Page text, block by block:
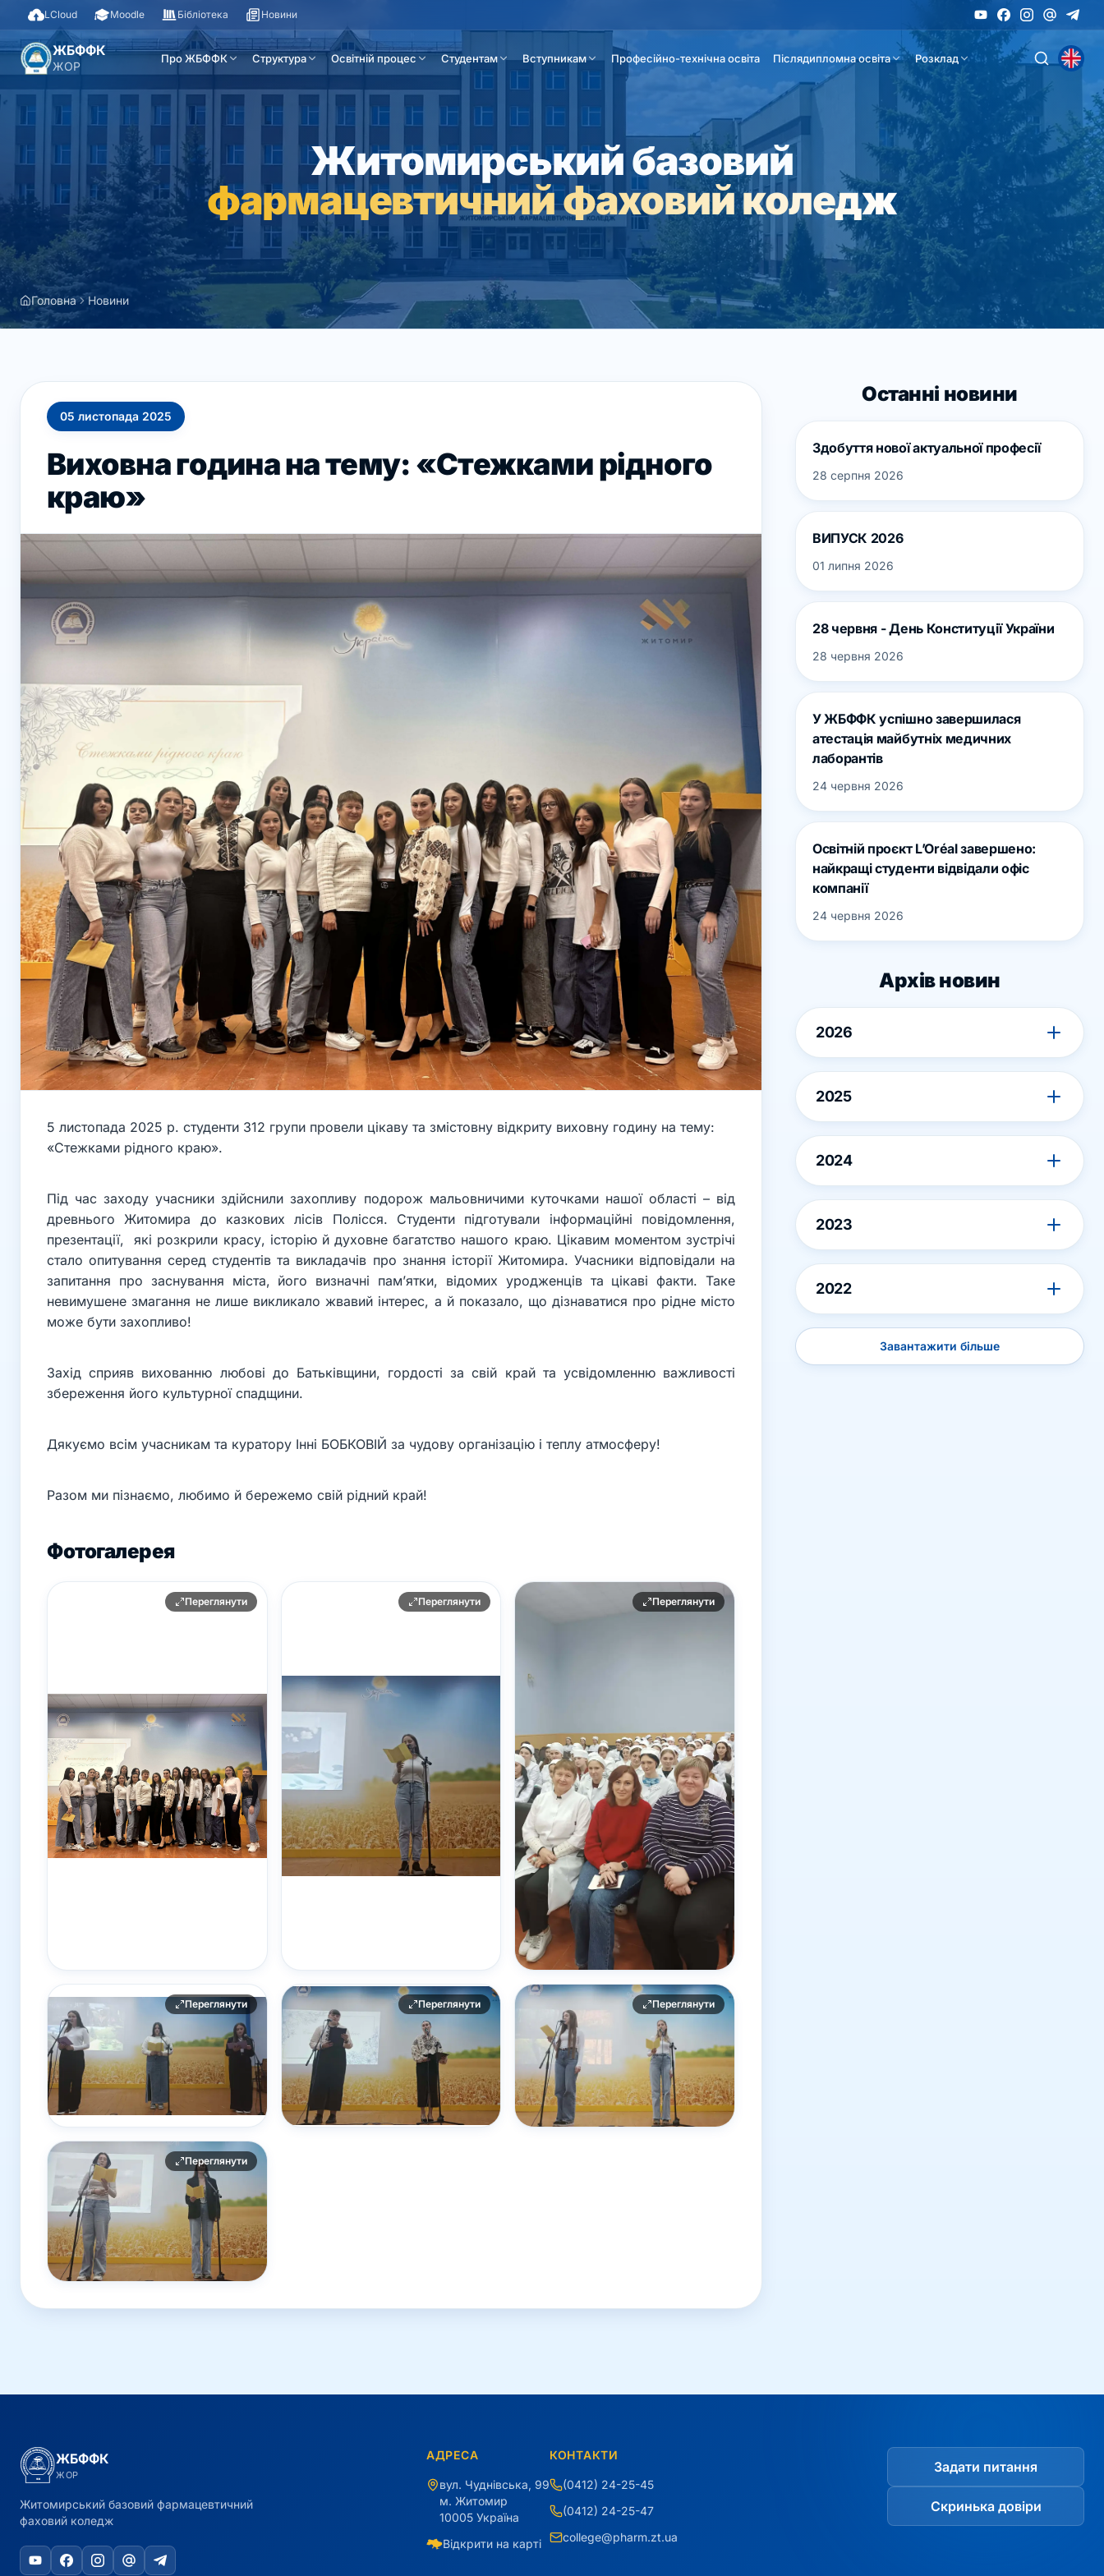
LCloud Moodle Бібліотека Новини
ЖБФФК
ЖОР
Про ЖБФФК Структура Освітній процес Студентам Вступникам Професійно-технічна освіта Післядипломна освіта Розклад
Житомирський базовий
фармацевтичний фаховий коледж
Головна Новини
05 листопада 2025
Виховна година на тему: «Стежками рідного
краю»
5 листопада 2025 р. студенти 312 групи провели цікаву та змістовну відкриту виховну годину на тему:
«Стежками рідного краю».
Під час заходу учасники здійснили захопливу подорож мальовничими куточками нашої області – від
древнього Житомира до казкових лісів Полісся. Студенти підготували інформаційні повідомлення,
презентації, які розкрили красу, історію й духовне багатство нашого краю. Цікавим моментом зустрічі
стало опитування серед студентів та викладачів про знання історії Житомира. Учасники відповідали на
запитання про заснування міста, його визначні пам’ятки, відомих уродженців та цікаві факти. Таке
невимушене змагання не лише викликало жвавий інтерес, а й показало, що дізнаватися про рідне місто
може бути захопливо!
Захід сприяв вихованню любові до Батьківщини, гордості за свій край та усвідомленню важливості
збереження його культурної спадщини.
Дякуємо всім учасникам та куратору Інні БОБКОВІЙ за чудову організацію і теплу атмосферу!
Разом ми пізнаємо, любимо й бережемо свій рідний край!
Фотогалерея
Переглянути Переглянути Переглянути
Переглянути Переглянути Переглянути
Переглянути
Останні новини
Здобуття нової актуальної професії
28 серпня 2026
ВИПУСК 2026
01 липня 2026
28 червня - День Конституції України
28 червня 2026
У ЖБФФК успішно завершилася
атестація майбутніх медичних
лаборантів
24 червня 2026
Освітній проєкт L’Oréal завершено:
найкращі студенти відвідали офіс
компанії
24 червня 2026
Архів новин
2026
2025
2024
2023
2022
Завантажити більше
ЖБФФК
ЖОР
Житомирський базовий фармацевтичний
фаховий коледж
АДРЕСА
вул. Чуднівська, 99
м. Житомир
10005 Україна
Відкрити на карті
КОНТАКТИ
(0412) 24-25-45
(0412) 24-25-47
college@pharm.zt.ua
Задати питання
Скринька довіри